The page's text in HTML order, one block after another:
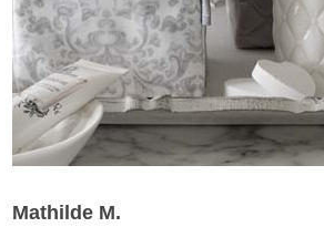
Mathilde M.